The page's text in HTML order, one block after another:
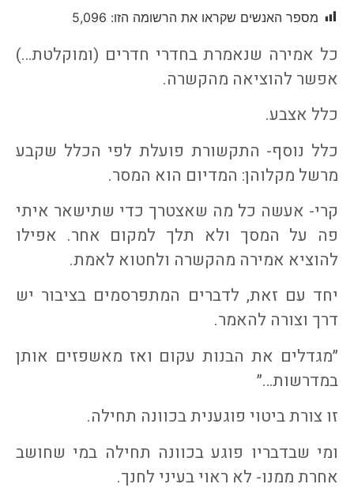
מספר האנשים שקראו את הרשומה הזו: 5,096
כל אמירה שנאמרת בחדרי חדרים (ומוקלטת…)
אפשר להוציאה מהקשרה.
כלל אצבע.
כלל נוסף- התקשורת פועלת לפי הכלל שקבע
מרשל מקלוהן: המדיום הוא המסר.
קרי- אעשה כל מה שאצטרך כדי שתישאר איתי
פה על המסך ולא תלך למקום אחר. אפילו
להוציא אמירה מהקשרה ולחטוא לאמת.
יחד עם זאת, לדברים המתפרסמים בציבור יש
דרך וצורה להאמר.
״מגדלים את הבנות עקום ואז מאשפזים אותן
במדרשות…״
זו צורת ביטוי פוגענית בכוונה תחילה.
ומי שבדבריו פוגע בכוונה תחילה במי שחושב
אחרת ממנו- לא ראוי בעיני לחנך.